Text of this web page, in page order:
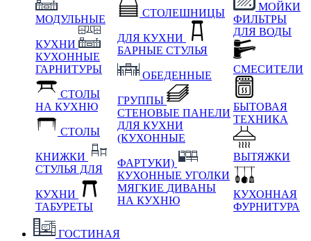
МОДУЛЬНЫЕ
КУХНИ
КУХОННЫЕ
ГАРНИТУРЫ
СТОЛЫ
НА КУХНЮ
СТОЛЫ
КНИЖКИ
СТУЛЬЯ ДЛЯ
КУХНИ
ТАБУРЕТЫ
СТОЛЕШНИЦЫ
ДЛЯ КУХНИ
БАРНЫЕ СТУЛЬЯ
ОБЕДЕННЫЕ
ГРУППЫ
СТЕНОВЫЕ ПАНЕЛИ
ДЛЯ КУХНИ
(КУХОННЫЕ
ФАРТУКИ)
КУХОННЫЕ УГОЛКИ
МЯГКИЕ ДИВАНЫ
НА КУХНЮ
МОЙКИ
ФИЛЬТРЫ
ДЛЯ ВОДЫ
СМЕСИТЕЛИ
БЫТОВАЯ
ТЕХНИКА
ВЫТЯЖКИ
КУХОННАЯ
ФУРНИТУРА
ГОСТИНАЯ